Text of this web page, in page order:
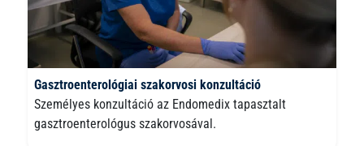
Gasztroenterológiai szakorvosi konzultáció
Személyes konzultáció az Endomedix tapasztalt
gasztroenterológus szakorvosával.